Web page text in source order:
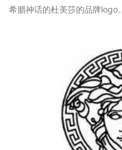
希腊神话的杜美莎的品牌logo。